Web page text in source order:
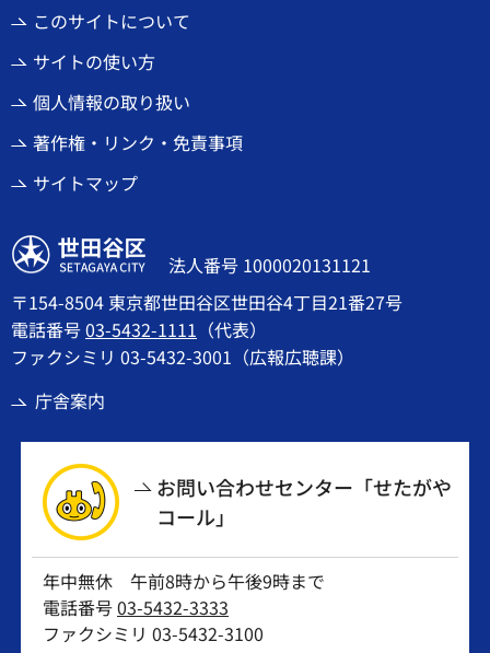
このサイトについて
サイトの使い方
個人情報の取り扱い
著作権・リンク・免責事項
サイトマップ
世田谷区
法人番号 1000020131121
〒154-8504 東京都世田谷区世田谷4丁目21番27号
電話番号03-5432-1111 （代表）
ファクシミリ 03-5432-3001（広報広聴課）
庁舎案内
お問い合わせセンター「せたがや
コール」
年中無休 午前8時から午後9時まで
電話番号03-5432-3333
ファクシミリ 03-5432-3100